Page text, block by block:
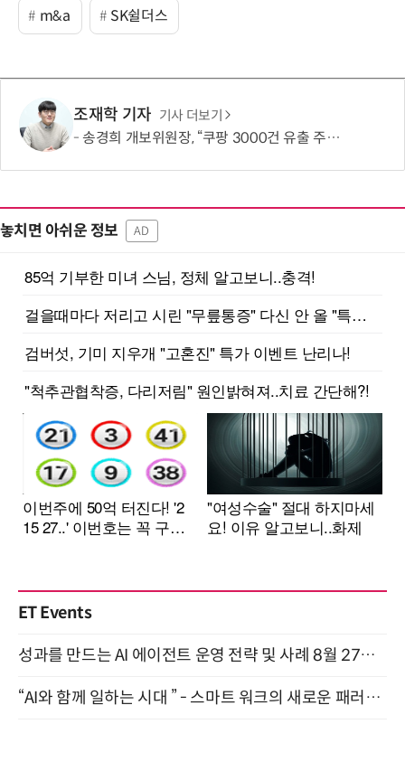
m&a SK쉴더스
조재학 기자 기사 더보기
송경희 개보위원장, “쿠팡 3000건 유출 주장 사실과 달라…엄정 처분할 것”
놓치면 아쉬운 정보 AD
ET Events
성과를 만드는 AI 에이전트 운영 전략 및 사례 8월 27일 개최
“AI와 함께 일하는 시대 ” - 스마트 워크의 새로운 패러다임 (9/11)